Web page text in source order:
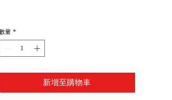
量 *
新增至購物車